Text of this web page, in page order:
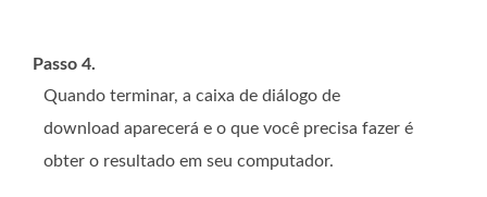
Passo 4.
Quando terminar, a caixa de diálogo de
download aparecerá e o que você precisa fazer é
obter o resultado em seu computador.